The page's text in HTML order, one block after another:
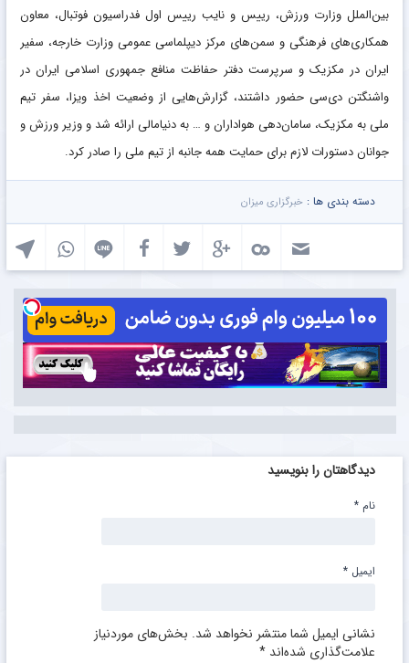
بین‌الملل وزارت ورزش، رییس و نایب رییس اول فدراسیون فوتبال، معاون
همکاری‌های فرهنگی و سمن‌های مرکز دیپلماسی عمومی وزارت خارجه، سفیر
ایران در مکزیک و سرپرست دفتر حفاظت منافع جمهوری اسلامی ایران در
واشنگتن دی‌سی حضور داشتند، گزارش‌هایی از وضعیت اخذ ویزا، سفر تیم
ملی به مکزیک، سامان‌دهی هواداران و … به دنیامالی ارائه شد و وزیر ورزش و
جوانان دستورات لازم برای حمایت همه جانبه از تیم ملی را صادر کرد.
دسته بندی ها : خبرگزاری میزان
دیدگاهتان را بنویسید
نشانی ایمیل شما منتشر نخواهد شد. بخش‌های موردنیاز
علامت‌گذاری شده‌اند *
نام *
ایمیل *